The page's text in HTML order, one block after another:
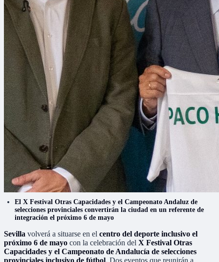
El X Festival Otras Capacidades y el Campeonato Andaluz de
selecciones provinciales convertirán la ciudad en un referente de
integración el próximo 6 de mayo
Sevilla volverá a situarse en el centro del deporte inclusivo el
próximo 6 de mayo con la celebración del X Festival Otras
Capacidades y el Campeonato de Andalucía de selecciones
provinciales inclusivo de fútbol. Dos eventos que reunirán a